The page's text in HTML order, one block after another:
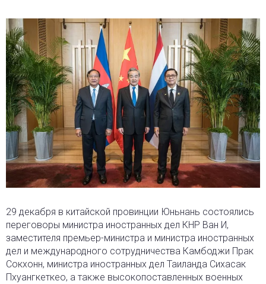
29 декабря в китайской провинции Юньнань состоялись
переговоры министра иностранных дел КНР Ван И,
заместителя премьер-министра и министра иностранных
дел и международного сотрудничества Камбоджи Прак
Сокхонн, министра иностранных дел Таиланда Сихасак
Пхуангкеткео, а также высокопоставленных военных